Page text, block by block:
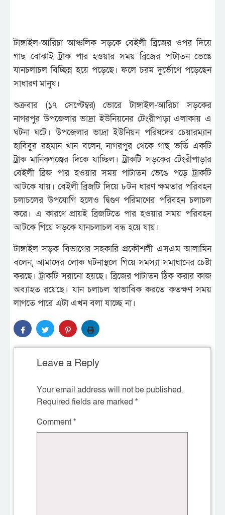
টাঙ্গাইল-আরিচা আঞ্চলিক সড়কে বেইলী ব্রিজের ওপর দিয়ে
গাছ বোঝাই ট্রাক পার হওয়ার সময় ব্রিজের পাটাতন ভেঙে
যানচলাচল বিচ্ছিন্ন হয়ে পড়েছে। ফলে চরম দুর্ভোগে পড়েছেন
সাধারণ মানুষ।
শুক্রবার (১৭ সেপ্টেম্বর) ভোরে টাঙ্গাইল-আরিচা সড়কের
নাগরপুর উপজেলার ভাদ্রা ইউনিয়নের টেংরীপাড়া এলাকায় এ
ঘটনা ঘটে। উপজেলার ভাদ্রা ইউনিয়ন পরিষদের চেয়ারম্যান
হাবিবুর রহমান খান বলেন, নাগরপুর থেকে গাছ ভর্তি একটি
ট্রাক মানিকগঞ্জের দিকে যাচ্ছিল। ট্রাকটি সড়কের টেংরীপাড়ার
বেইলী ব্রিজ পার হওয়ার সময় পাটাতন ভেঙে পড়ে ট্রাকটি
আটকে যায়। বেইলী ব্রিজটি দিয়ে ৮টন ধারণ ক্ষমতার পরিবহন
চলাচলের উপযোগি হলেও দ্বিগুণ পরিমাণের পরিবহন চলাচল
করে। এ কারণে প্রায়ই ব্রিজটিতে পার হওয়ার সময় পরিবহন
আটকে গিয়ে সড়কে যানচলাচল বন্ধ হয়ে যায়।
টাঙ্গাইল সড়ক বিভাগের সহকারি প্রকৌশলী এসএম আলামিন
বলেন, আমাদের লোক ঘটনাস্থলে গিয়ে সমস্যা সমাধানের চেষ্টা
করছে। ট্রাকটি সরানো হয়ছে। ব্রিজের পাটাতন ঠিক করার কাজ
অব্যাহত রয়েছে। যান চলাচল স্বাভাবিক করতে কতক্ষণ সময়
লাগতে পারে এটা এখন বলা যাচ্ছে না।
Leave a Reply
Your email address will not be published.
Required fields are marked *
Comment*